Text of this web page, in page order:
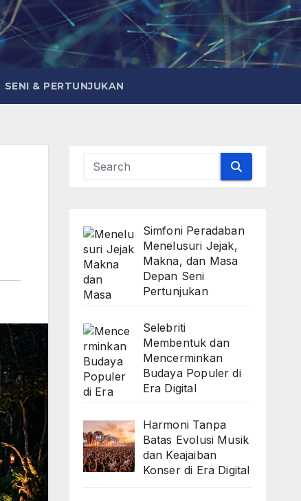
SENI & PERTUNJUKAN
Simfoni Peradaban
Menelusuri Jejak,
Makna, dan Masa
Depan Seni
Pertunjukan
Selebriti
Membentuk dan
Mencerminkan
Budaya Populer di
Era Digital
Harmoni Tanpa
Batas Evolusi Musik
dan Keajaiban
Konser di Era Digital